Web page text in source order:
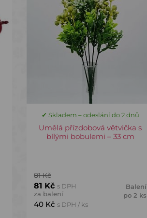
✔ Skladem – odeslání do 2 dnů
Umělá přízdobová větvička s
bílými bobulemi – 33 cm
81 Kč
81 Kč s DPH
za balení
40 Kč s DPH / ks
Balení
po 2 ks